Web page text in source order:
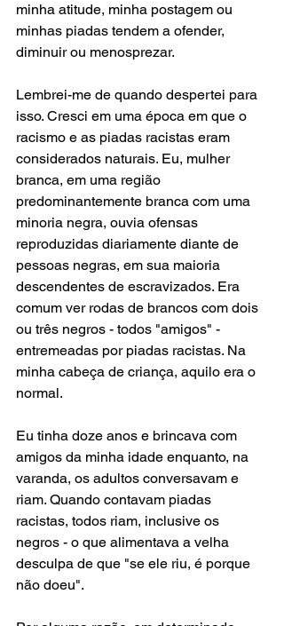
minha atitude, minha postagem ou
minhas piadas tendem a ofender,
diminuir ou menosprezar.
Lembrei-me de quando despertei para
isso. Cresci em uma época em que o
racismo e as piadas racistas eram
considerados naturais. Eu, mulher
branca, em uma região
predominantemente branca com uma
minoria negra, ouvia ofensas
reproduzidas diariamente diante de
pessoas negras, em sua maioria
descendentes de escravizados. Era
comum ver rodas de brancos com dois
ou três negros - todos "amigos" -
entremeadas por piadas racistas. Na
minha cabeça de criança, aquilo era o
normal.
Eu tinha doze anos e brincava com
amigos da minha idade enquanto, na
varanda, os adultos conversavam e
riam. Quando contavam piadas
racistas, todos riam, inclusive os
negros - o que alimentava a velha
desculpa de que "se ele riu, é porque
não doeu".